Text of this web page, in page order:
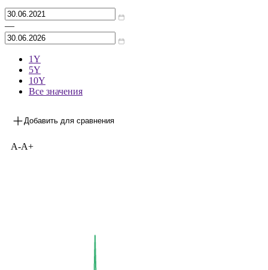
—
1Y
5Y
10Y
Все значения
Добавить для сравнения